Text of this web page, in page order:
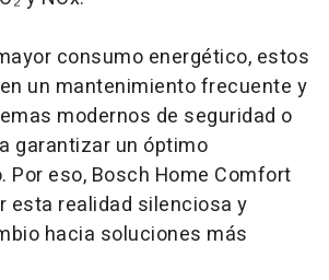
consumo energético, estos
un mantenimiento frecuente y
modernos de seguridad o
garantizar un óptimo
eso, Bosch Home Comfort
esta realidad silenciosa y
hacia soluciones más